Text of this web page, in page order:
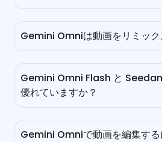
Gemini Omniは動画をリミック
ップロードし、「顔を入れ替える」
タイルを転送する」などの言葉を入
Gemini Omni Flash と
優れていますか？
Seedance 2.0を上回ります。しか
Gemini Omniで動画を編集する